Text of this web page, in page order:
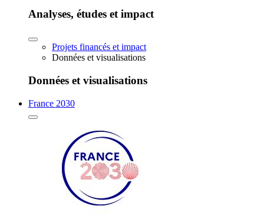
Analyses, études et impact
Projets financés et impact
Données et visualisations
Données et visualisations
France 2030